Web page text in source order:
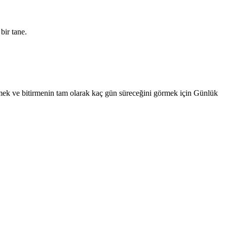
tane.
ve bitirmenin tam olarak kaç gün süreceğini görmek için Günlük